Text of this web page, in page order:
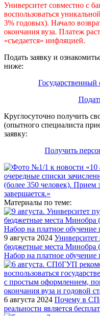
Университет совместно с
воспользоваться
3% годовых). Начало
окончания вуза. Платеж
«съедается» инфляцией.
Подать заявку и
ниже:
Государственный
Круглосуточно получить
(опытного специалиста
заявку:
Получить
Материалы по теме:
9 августа 2024 Университет
бюджетные места Минобра
Набор на платное обучение
6 августа 2024 Почему в
реальности является